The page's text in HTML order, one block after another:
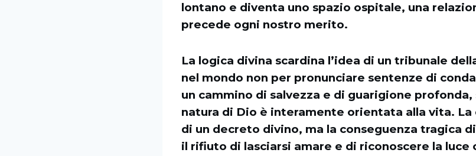
lontano e diventa uno spazio ospitale, una
precede ogni nostro merito.
La logica divina scardina l’idea di un tribunale
nel mondo non per pronunciare sentenze di
un cammino di salvezza e di guarigione profonda,
natura di Dio è interamente orientata alla vita. La
di un decreto divino, ma la conseguenza tragica
il rifiuto di lasciarsi amare e di riconoscere la luce